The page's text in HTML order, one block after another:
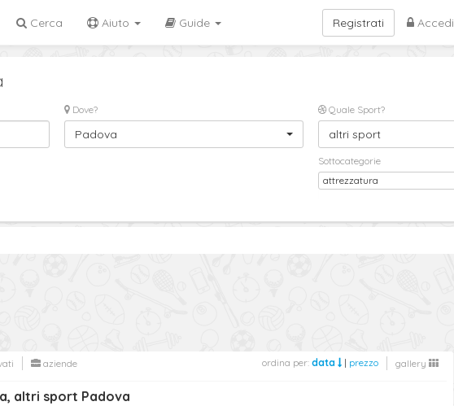
Cerca Aiuto Guide Accedi
Registrati
Dove?
Padova
Quale Sport?
altri sport
Sottocategorie
attrezzatura
aziende ordina per: data | prezzo gallery
altri sport Padova